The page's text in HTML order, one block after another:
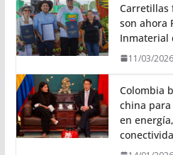
Carretillas
son ahora
Inmaterial
11/03/2026
Colombia
china para
en